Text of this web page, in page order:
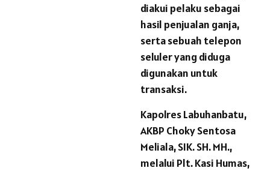
diakui pelaku sebagai
hasil penjualan ganja,
serta sebuah telepon
seluler yang diduga
digunakan untuk
transaksi.
Kapolres Labuhanbatu,
AKBP Choky Sentosa
Meliala, SIK. SH. MH.,
melalui Plt. Kasi Humas,